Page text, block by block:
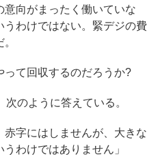
向がまったく働いていな
わけではない。緊デジの費
て回収するのだろうか?
のように答えている。
赤字にはしませんが、大きな
わけではありません」